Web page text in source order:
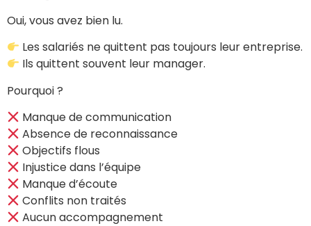
Oui, vous avez bien lu.
Les salariés ne quittent pas toujours leur entreprise.
Ils quittent souvent leur manager.
Pourquoi ?
Manque de communication
Absence de reconnaissance
Objectifs flous
Injustice dans l’équipe
Manque d’écoute
Conflits non traités
Aucun accompagnement